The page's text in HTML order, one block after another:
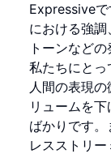
Expressive
における強
トーンなど
私たちにとっ
人間の表現
リュームを
ばかりです
レスストリ